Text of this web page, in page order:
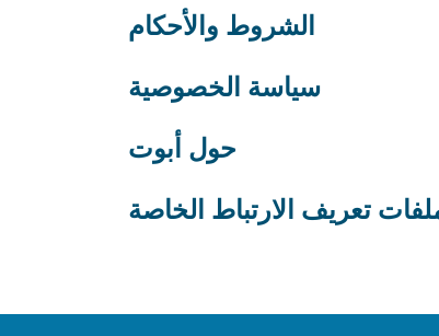
الشروط والأحكام
سياسة الخصوصية
حول أبوت
تعريف الارتباط الخاصة